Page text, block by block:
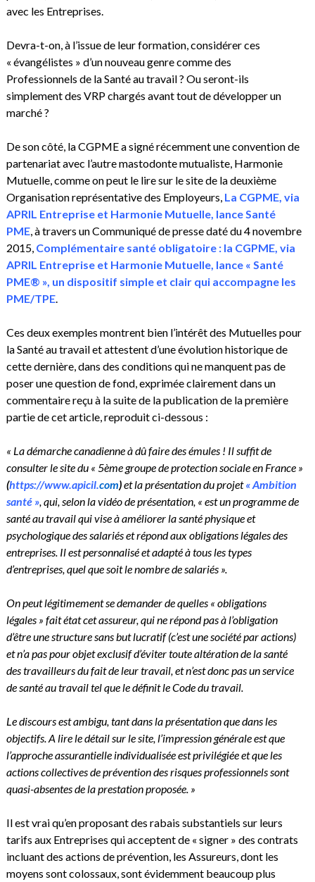
avec les Entreprises.
Devra-t-on, à l’issue de leur formation, considérer ces
« évangélistes » d’un nouveau genre comme des
Professionnels de la Santé au travail ? Ou seront-ils
simplement des VRP chargés avant tout de développer un
marché ?
De son côté, la CGPME a signé récemment une convention de
partenariat avec l’autre mastodonte mutualiste, Harmonie
Mutuelle, comme on peut le lire sur le site de la deuxième
Organisation représentative des Employeurs, La CGPME, via
APRIL Entreprise et Harmonie Mutuelle, lance Santé
PME, à travers un Communiqué de presse daté du 4 novembre
2015, Complémentaire santé obligatoire : la CGPME, via
APRIL Entreprise et Harmonie Mutuelle, lance « Santé
PME® », un dispositif simple et clair qui accompagne les
PME/TPE.
Ces deux exemples montrent bien l’intérêt des Mutuelles pour
la Santé au travail et attestent d’une évolution historique de
cette dernière, dans des conditions qui ne manquent pas de
poser une question de fond, exprimée clairement dans un
commentaire reçu à la suite de la publication de la première
partie de cet article, reproduit ci-dessous :
« La démarche canadienne à dû faire des émules ! Il suffit de
consulter le site du « 5ème groupe de protection sociale en France »
(https://www.apicil. com)et la présentation du projet« Ambition
santé », qui, selon la vidéo de présentation, « est un programme de
santé au travail qui vise à améliorer la santé physique et
psychologique des salariés et répond aux obligations légales des
entreprises. Il est personnalisé et adapté à tous les types
d’entreprises, quel que soit le nombre de salariés ».
On peut légitimement se demander de quelles « obligations
légales » fait état cet assureur, qui ne répond pas à l’obligation
d’être une structure sans but lucratif (c’est une société par actions)
et n’a pas pour objet exclusif d’éviter toute altération de la santé
des travailleurs du fait de leur travail, et n’est donc pas un service
de santé au travail tel que le définit le Code du travail.
Le discours est ambigu, tant dans la présentation que dans les
objectifs. A lire le détail sur le site, l’impression générale est que
l’approche assurantielle individualisée est privilégiée et que les
actions collectives de prévention des risques professionnels sont
quasi-absentes de la prestation proposée. »
Il est vrai qu’en proposant des rabais substantiels sur leurs
tarifs aux Entreprises qui acceptent de « signer » des contrats
incluant des actions de prévention, les Assureurs, dont les
moyens sont colossaux, sont évidemment beaucoup plus